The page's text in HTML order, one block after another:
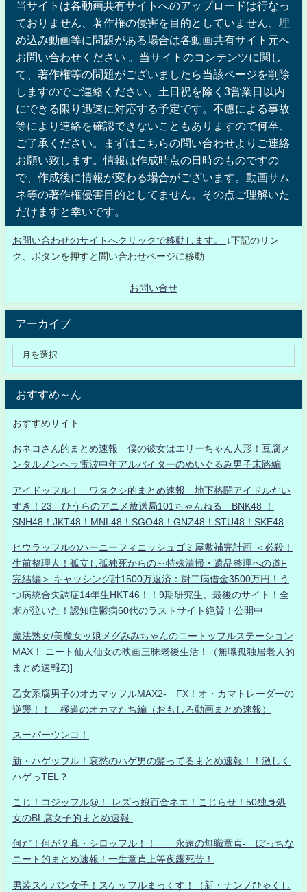
当サイトは各動画共有サイトへのアップロードは行なっ
ておりません、著作権の侵害を目的としていません、埋
め込み動画等に問題がある場合は各動画共有サイト元へ
お問い合わせください 。当サイトのコンテンツに関し
て、著作権等の問題がございましたら当該ページを削除
しますのでご連絡ください。土日祝を除く3営業日以内
にできる限り迅速に対応する予定です。不慮による事故
等により連絡を確認できないこともありますので何卒、
ご了承ください。まずはこちらの問い合わせよりご連絡
お願い致します。情報は作成時点の日時のものですの
で、作成後に情報が変わる場合がございます。動画サム
ネ等の著作権侵害目的としてません。その点ご理解いた
だけますと幸いです。
お問い合わせのサイトへクリックで移動します。
↓下記のリン
ク、ボタンを押すと問い合わせページに移動
お問い合せ
アーカイブ
おすすめ～ん
おすすめサイト
おネコさん的まとめ速報 僕の彼女はエリーちゃん人形！豆腐メ
ンタルメンヘラ電波中年アルバイターのぬいぐるみ男子末路編
アイドッフル！ ワタクシ的まとめ速報 地下格闘アイドルだい
すき！23 ひうらのアニメ放送局101ちゃんねる BNK48 ！
SNH48！JKT48！MNL48！SGO48！GNZ48！STU48！SKE48
ヒウラッフルのハーニーフィニッシュゴミ屋敷補完計画 ＜必殺！
生前整理人！孤立し孤独死からの～特殊清掃・遺品整理への道F
完結編＞ キャッシング計1500万返済：厨二病借金3500万円！う
つ病統合失調症14年生HKT46！！9期研究生、最後のサイト！全
米が泣いた！認知症鬱病60代のラストサイト絶賛！公開中
魔法熟女/美魔女ッ娘メグみみちゃんのニートッフルステーション
MAX！ ニート仙人仙女の映画三昧老後生活！（無職孤独居老人的
まとめ速報Z)]
乙女系腐男子のオカマッフルMAX2- FX！オ・カマトレーダーの
逆襲！！ 極道のオカマたち編（おもしろ動画まとめ速報）
スーパーウンコ！
新・ハゲッフル！哀愁のハゲ男の髪ってるまとめ速報！！激しく
ハゲっTEL？
こじ！コジッフル@！-レズっ娘百合ネエ！こじらせ！50独身処
女のBL腐女子的まとめ速報-
何だ！何が？真・シロッフル！！ 永遠の無職童貞- ぼっちな
ニート的まとめ速報！一生童貞上等夜露死苦！
男装スケバン女子！スケッフルまっくす！（新・ナンノひゃくし